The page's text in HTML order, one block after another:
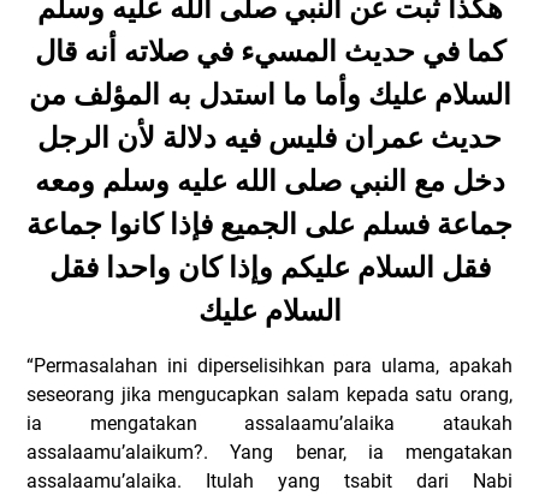
هكذا ثبت عن النبي صلى الله عليه وسلم
كما في حديث المسيء في صلاته أنه قال
السلام عليك وأما ما استدل به المؤلف من
حديث عمران فليس فيه دلالة لأن الرجل
دخل مع النبي صلى الله عليه وسلم ومعه
جماعة فسلم على الجميع فإذا كانوا جماعة
فقل السلام عليكم وإذا كان واحدا فقل
السلام عليك
“Permasalahan ini diperselisihkan para ulama, apakah
seseorang jika mengucapkan salam kepada satu orang,
ia mengatakan assalaamu’alaika ataukah
assalaamu’alaikum?. Yang benar, ia mengatakan
assalaamu’alaika. Itulah yang tsabit dari Nabi